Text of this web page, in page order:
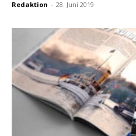
Redaktion - 28. Juni 2019